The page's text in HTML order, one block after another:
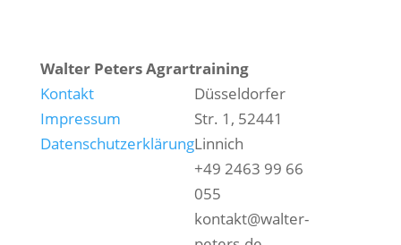
Walter Peters Agrartraining
Kontakt
Impressum
Datenschutzerklärung
Düsseldorfer
Str. 1, 52441
Linnich
+49 2463 99 66
055
kontakt@walter-